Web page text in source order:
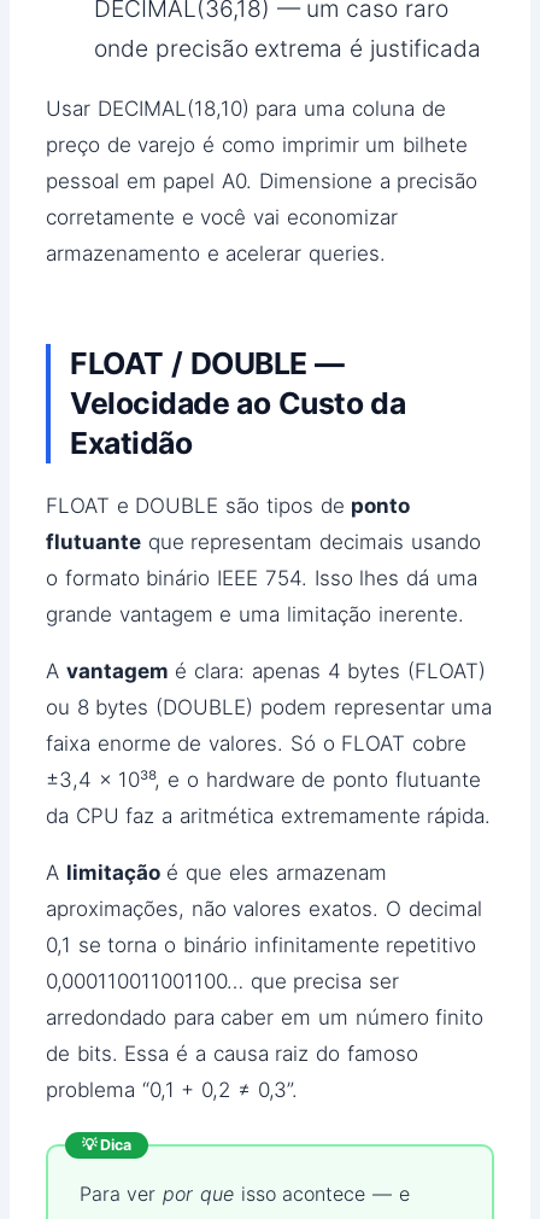
DECIMAL(36,18) — um caso raro
onde precisão extrema é justificada
Usar DECIMAL(18,10) para uma coluna de
preço de varejo é como imprimir um bilhete
pessoal em papel A0. Dimensione a precisão
corretamente e você vai economizar
armazenamento e acelerar queries.
FLOAT / DOUBLE —
Velocidade ao Custo da
Exatidão
FLOAT e DOUBLE são tipos de ponto
flutuante que representam decimais usando
o formato binário IEEE 754. Isso lhes dá uma
grande vantagem e uma limitação inerente.
A vantagem é clara: apenas 4 bytes (FLOAT)
ou 8 bytes (DOUBLE) podem representar uma
faixa enorme de valores. Só o FLOAT cobre
±3,4 × 10³⁸, e o hardware de ponto flutuante
da CPU faz a aritmética extremamente rápida.
A limitaçãoé que eles armazenam
aproximações, não valores exatos. O decimal
0,1 se torna o binário infinitamente repetitivo
0,000110011001100… que precisa ser
arredondado para caber em um número finito
de bits. Essa é a causa raiz do famoso
problema “0,1 + 0,2 ≠ 0,3”.
💡 Dica
Para verpor queisso acontece — e